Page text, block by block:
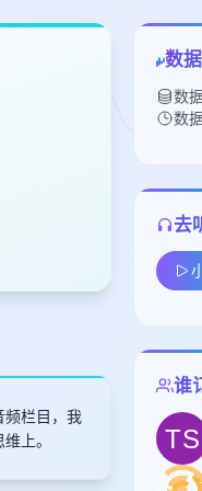
频栏目，我
上。
数据
数
数
去
谁